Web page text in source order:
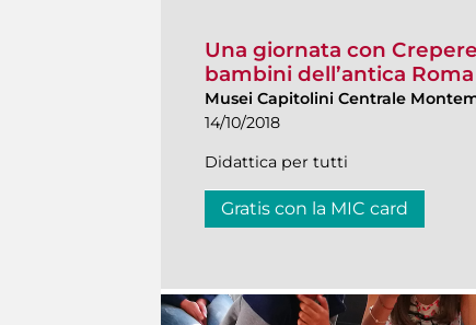
Una giornata con
bambini dell’antica Roma
Musei Capitolini Centrale
14/10/2018
Didattica per tutti
Gratis con la MIC card